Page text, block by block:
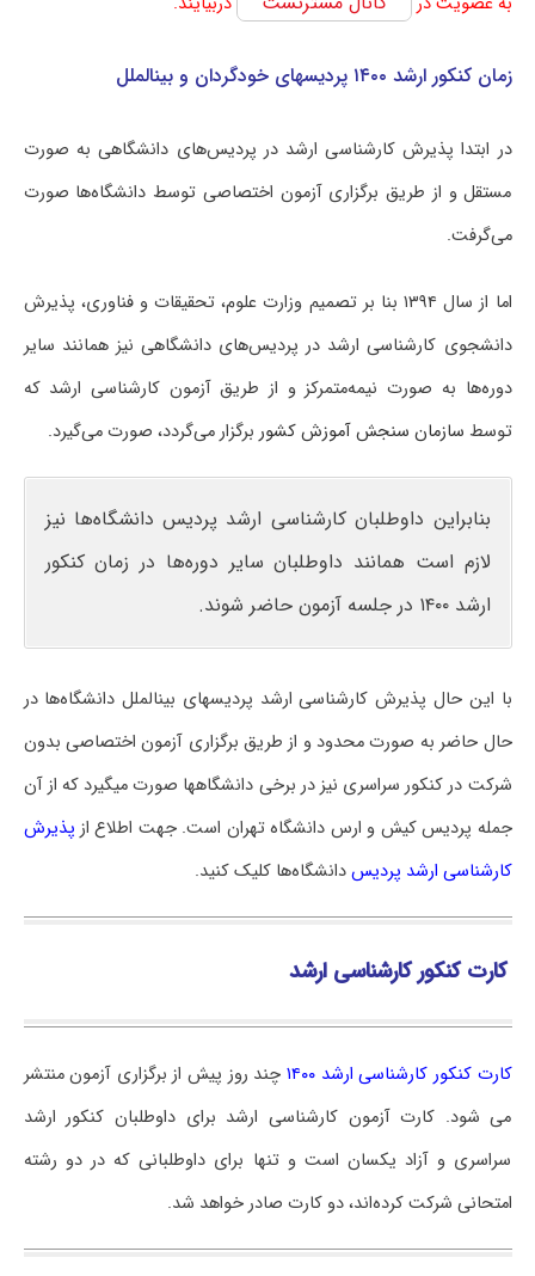
زمان کنکور ارشد ۱۴۰۰ پردیس‎های خودگردان و بین‎الملل
در ابتدا پذیرش کارشناسی ارشد در پردیس‌های دانشگاهی به صورت
مستقل و از طریق برگزاری آزمون اختصاصی توسط دانشگاه‌ها صورت
می‌گرفت.
اما از سال‌ ۱۳۹۴ بنا بر تصمیم وزارت علوم، تحقیقات و فناوری، پذیرش
دانشجوی کارشناسی ارشد در پردیس‌های دانشگاهی نیز همانند سایر
دوره‌ها به صورت نیمه‌متمرکز و از طریق آزمون کارشناسی ارشد که
توسط سازمان سنجش آموزش کشور برگزار می‌گردد، صورت می‌گیرد.
بنابراین داوطلبان کارشناسی ارشد پردیس دانشگاه‌ها نیز
لازم است همانند داوطلبان سایر دوره‌ها در زمان کنکور
ارشد ۱۴۰۰ در جلسه آزمون حاضر شوند.
با این حال پذیرش کارشناسی ارشد پردیس‎های بین‎الملل دانشگاه‌ها در
حال حاضر به صورت محدود و از طریق برگزاری آزمون اختصاصی بدون
شرکت در کنکور سراسری نیز در برخی دانشگاه‎ها صورت می‎گیرد که از آن
جمله پردیس کیش و ارس دانشگاه تهران است. جهت اطلاع از
کارشناسی ارشد پردیسدانشگاه‌ها کلیک کنید.
کارت کنکور کارشناسی ارشد
کارت کنکور کارشناسی ارشد ۱۴۰۰
چند روز پیش از برگزاری آزمون منتشر
می شود. کارت آزمون کارشناسی ارشد برای داوطلبان کنکور ارشد
سراسری و آزاد یکسان است و تنها برای داوطلبانی که در دو رشته
امتحانی شرکت کرده‌اند، دو کارت صادر خواهد شد.